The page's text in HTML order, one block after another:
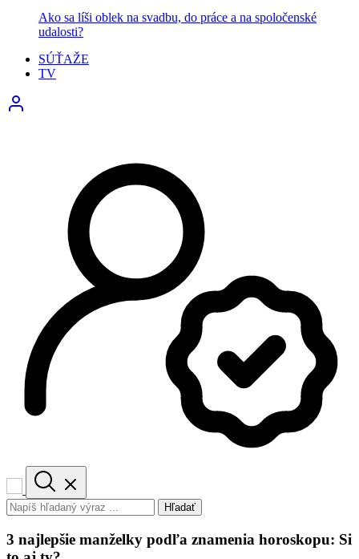
Ako sa líši oblek na svadbu, do práce a na spoločenské
udalosti?
SÚŤAŽE
TV
Hľadať
3 najlepšie manželky podľa znamenia horoskopu: Si